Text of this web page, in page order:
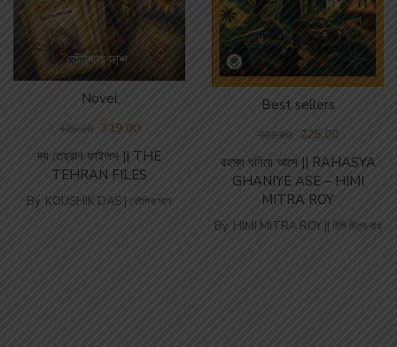
দ্য তেহরান ফাইলস || THE
TEHRAN FILES
Novel
425.00 319.00
By KOUSHIK DAS | কৌশিক দাশ
রহস্য ঘনিয়ে আসে || RAHASYA
GHANIYE ASE – HIMI
MITRA ROY
Best sellers
300.00 225.00
By HIMI MITRA ROY || হিমি মিত্র রায়